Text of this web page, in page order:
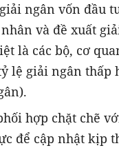
ngân vốn đầu
và đề xuất
là các bộ, cơ
lệ giải ngân thấp
hợp chặt chẽ
để cập nhật kịp